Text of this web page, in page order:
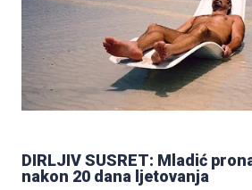
DIRLJIV SUSRET: Mladić
nakon 20 dana ljetovanja